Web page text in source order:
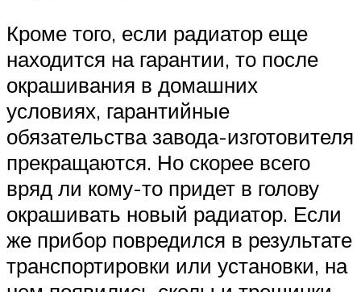
Кроме того, если радиатор еще
находится на гарантии, то после
окрашивания в домашних
условиях, гарантийные
обязательства завода-изготовителя
прекращаются. Но скорее всего
вряд ли кому-то придет в голову
окрашивать новый радиатор. Если
же прибор повредился в результате
транспортировки или установки, на